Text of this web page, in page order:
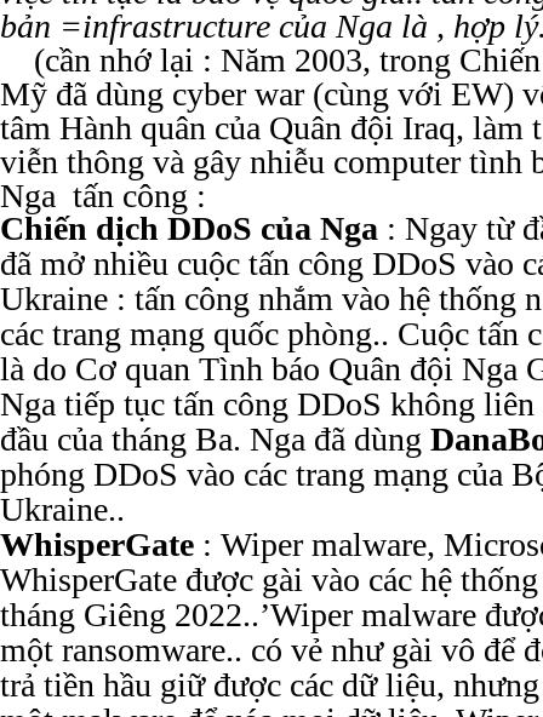
bản =infrastructure của Nga là , hợp
(cần nhớ lại : Năm 2003, trong
Mỹ đã dùng cyber war (cùng với EW)
tâm Hành quân của Quân đội Iraq,
viễn thông và gây nhiễu computer tình
Nga tấn công :
Chiến dịch DDoS của Nga : Ngay từ
đã mở nhiều cuộc tấn công DDoS vào
Ukraine : tấn công nhắm vào hệ thống
các trang mạng quốc phòng.. Cuộc tấn
là do Cơ quan Tình báo Quân đội Nga
Nga tiếp tục tấn công DDoS không
đầu của tháng Ba. Nga đã dùng
phóng DDoS vào các trang mạng của
Ukraine..
WhisperGate : Wiper malware,
WhisperGate được gài vào các hệ
tháng Giêng 2022..’Wiper malware
một ransomware.. có vẻ như gài vô để
trả tiền hầu giữ được các dữ liệu,